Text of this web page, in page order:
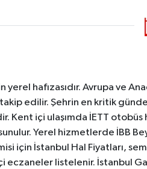
hafızasıdır. Avrupa ve
edilir. Şehrin en kritik
Kent içi ulaşımda İETT
Yerel hizmetlerde İBB
için İstanbul Hal Fiyatları,
listelenir. İstanbul